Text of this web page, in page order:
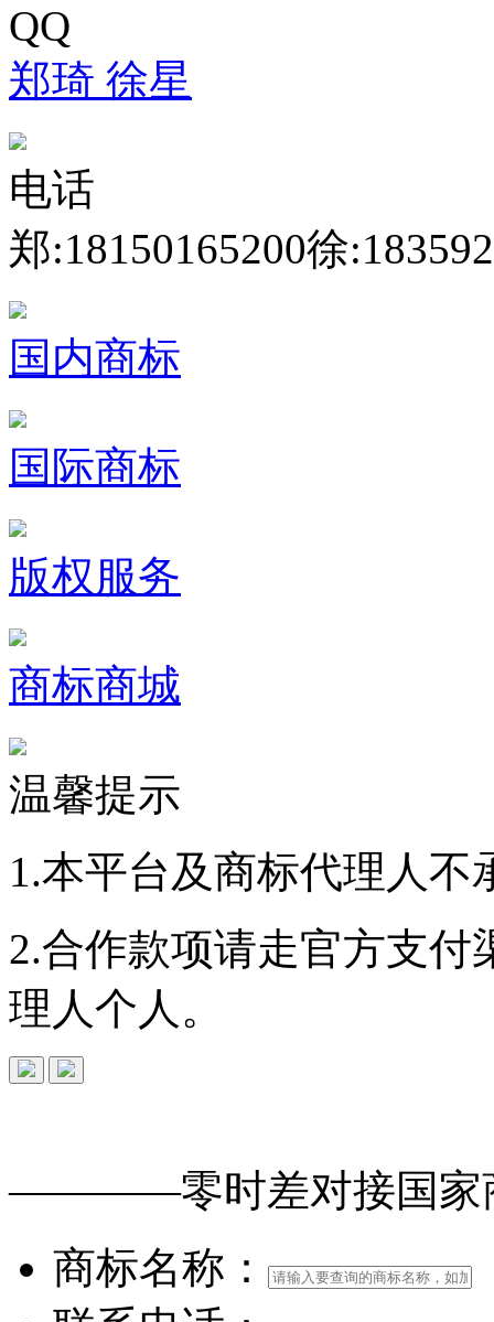
QQ
郑琦 徐星
电话
郑:18150165200徐
国内商标
国际商标
版权服务
商标商城
温馨提示
1.本平台及商标代理人不
2.合作款项请走官方支
理人个人。
————零时差对接国
商标名称：